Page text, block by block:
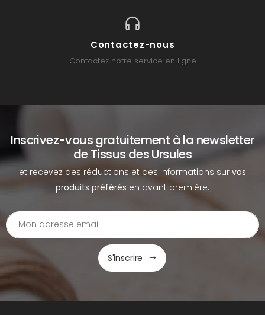
Contactez-nous
Contactez notre service en ligne
Inscrivez-vous gratuitement à la newsletter
de Tissus des Ursules
et recevez des réductions et des informations sur vos
produits préférés en avant première.
S'inscrire